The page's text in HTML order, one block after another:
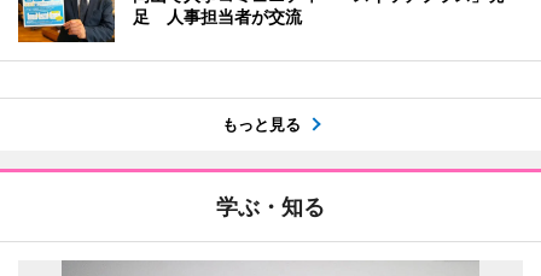
足 人事担当者が交流
もっと見る
学ぶ・知る